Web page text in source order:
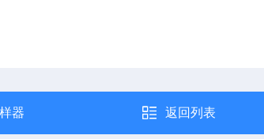
器 返回列表